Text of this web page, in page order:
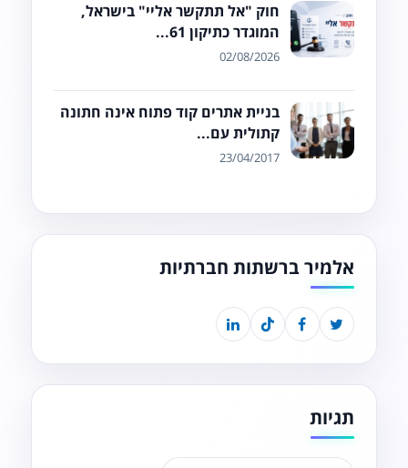
חוק "אל תתקשר אליי" בישראל,
המוגדר כתיקון 61...
02/08/2026
בניית אתרים קוד פתוח אינה חתונה
קתולית עם...
23/04/2017
אלמיר ברשתות חברתיות
תגיות